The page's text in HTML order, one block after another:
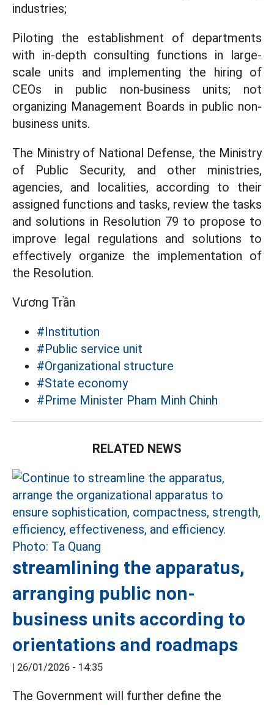
industries;
Piloting the establishment of departments
with in-depth consulting functions in large-
scale units and implementing the hiring of
CEOs in public non-business units; not
organizing Management Boards in public non-
business units.
The Ministry of National Defense, the Ministry
of Public Security, and other ministries,
agencies, and localities, according to their
assigned functions and tasks, review the tasks
and solutions in Resolution 79 to propose to
improve legal regulations and solutions to
effectively organize the implementation of
the Resolution.
Vương Trần
#Institution
#Public service unit
#Organizational structure
#State economy
#Prime Minister Pham Minh Chinh
RELATED NEWS
streamlining the apparatus,
arranging public non-
business units according to
orientations and roadmaps
| 26/01/2026 - 14:35
The Government will further define the